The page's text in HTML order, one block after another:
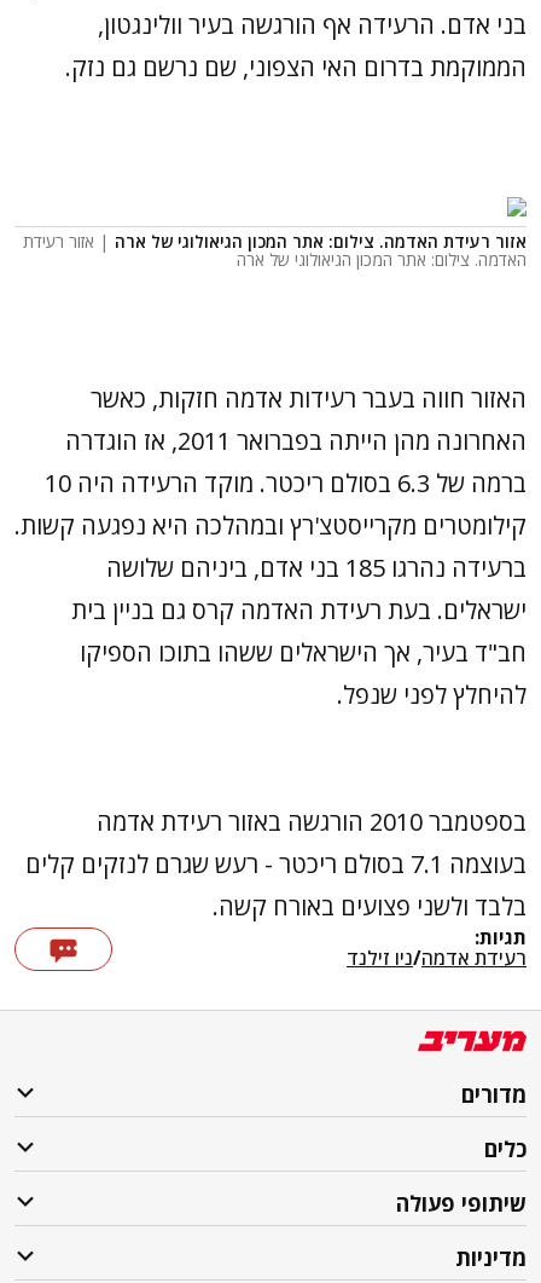
בני אדם. הרעידה אף הורגשה בעיר וולינגטון,
הממוקמת בדרום האי הצפוני, שם נרשם גם נזק.
אזור רעידת האדמה. צילום: אתר המכון הגיאולוגי של ארה | אזור רעידת
האדמה. צילום: אתר המכון הגיאולוגי של ארה
האזור חווה בעבר רעידות אדמה חזקות, כאשר
האחרונה מהן הייתה בפברואר 2011, אז הוגדרה
ברמה של 6.3 בסולם ריכטר. מוקד הרעידה היה 10
קילומטרים מקרייסטצ'רץ ובמהלכה היא נפגעה קשות.
ברעידה נהרגו 185 בני אדם, ביניהם שלושה
ישראלים. בעת רעידת האדמה קרס גם בניין בית
חב"ד בעיר, אך הישראלים ששהו בתוכו הספיקו
להיחלץ לפני שנפל.
בספטמבר 2010 הורגשה באזור רעידת אדמה
בעוצמה 7.1 בסולם ריכטר - רעש שגרם לנזקים קלים
בלבד ולשני פצועים באורח קשה.
תגיות:
רעידת אדמה/ניו זילנד
מדורים
כלים
שיתופי פעולה
מדיניות